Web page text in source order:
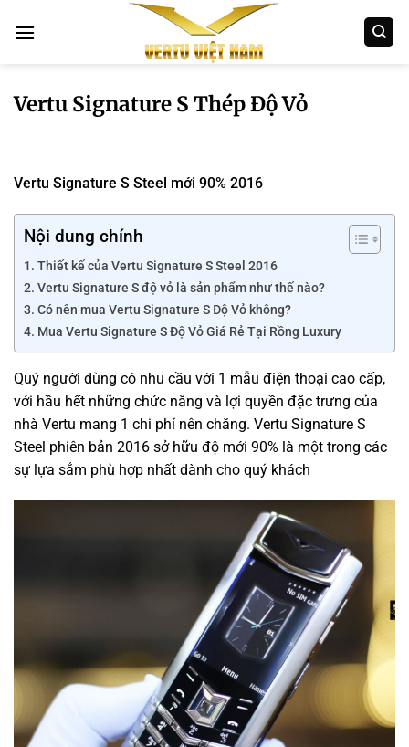
qua
Vertu Signature S Thép Độ Vỏ
Vertu Signature S Steel mới 90% 2016
Nội dung chính
Thiết kế của Vertu Signature S Steel 2016
Vertu Signature S độ vỏ là sản phẩm như thế nào?
Có nên mua Vertu Signature S Độ Vỏ không?
Mua Vertu Signature S Độ Vỏ Giá Rẻ Tại Rồng Luxury
Quý người dùng có nhu cầu với 1 mẫu điện thoại cao cấp,
với hầu hết những chức năng và lợi quyền đặc trưng của
nhà Vertu mang 1 chi phí nên chăng. Vertu Signature S
Steel phiên bản 2016 sở hữu độ mới 90% là một trong các
sự lựa sắm phù hợp nhất dành cho quý khách